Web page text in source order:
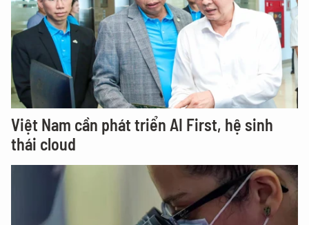
Việt Nam cần phát triển AI First, hệ sinh
thái cloud